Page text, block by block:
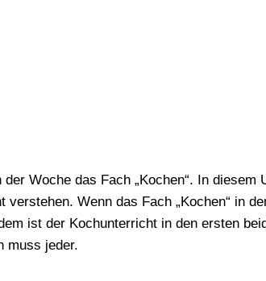
Woche das Fach „Kochen“. In
Wenn das Fach „Kochen“ in
ist der Kochunterricht in den ersten
muss jeder.